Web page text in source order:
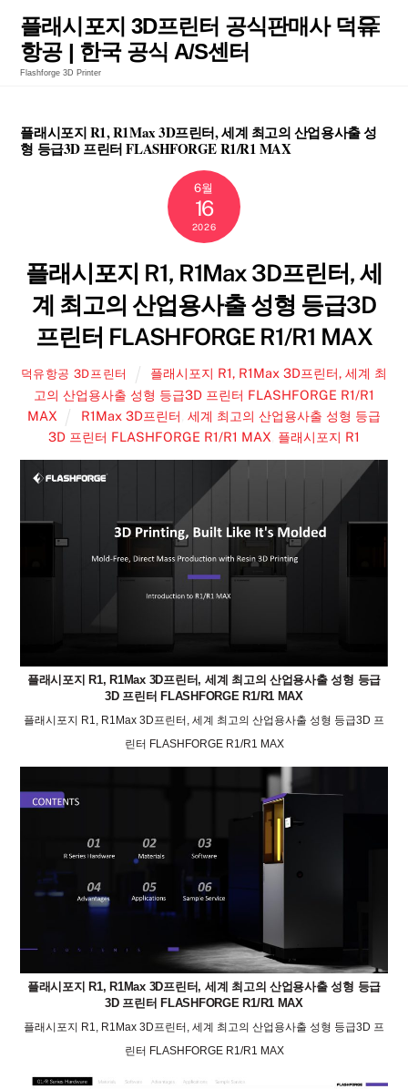
content
플래시포지 3D프린터 공식판매사 덕유
항공 | 한국 공식 A/S센터
Flashforge 3D Printer
플래시포지 R1, R1Max 3D프린터, 세계 최고의 산업용사출 성
형 등급3D 프린터 FLASHFORGE R1/R1 MAX
6월
16
2026
플래시포지 R1, R1Max 3D프린터, 세
계 최고의 산업용사출 성형 등급3D
프린터 FLASHFORGE R1/R1 MAX
덕유항공 3D프린터
플래시포지 R1, R1Max 3D프린터, 세계 최
고의 산업용사출 성형 등급3D 프린터 FLASHFORGE R1/R1
MAX
R1Max 3D프린터 세계 최고의 산업용사출 성형 등급
3D 프린터 FLASHFORGE R1/R1 MAX 플래시포지 R1
플래시포지 R1, R1Max 3D프린터, 세계 최고의 산업용사출 성형 등급
3D 프린터 FLASHFORGE R1/R1 MAX
플래시포지 R1, R1Max 3D프린터, 세계 최고의 산업용사출 성형 등급3D 프
린터 FLASHFORGE R1/R1 MAX
플래시포지 R1, R1Max 3D프린터, 세계 최고의 산업용사출 성형 등급
3D 프린터 FLASHFORGE R1/R1 MAX
플래시포지 R1, R1Max 3D프린터, 세계 최고의 산업용사출 성형 등급3D 프
린터 FLASHFORGE R1/R1 MAX